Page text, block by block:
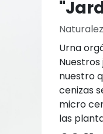
Urna
nuestro
cenizas
micro
las